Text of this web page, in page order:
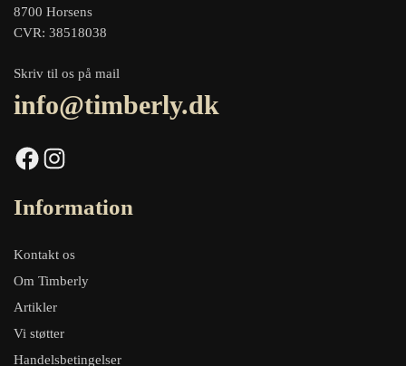
8700 Horsens
CVR: 38518038
Skriv til os på mail
info@timberly.dk
Facebook Instagram
Information
Kontakt os
Om Timberly
Artikler
Vi støtter
Handelsbetingelser